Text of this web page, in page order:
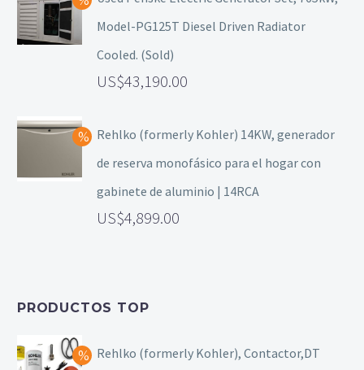
Model-PG125T Diesel Driven Radiator
Cooled. (Sold)
43,190.00
Rehlko (formerly Kohler) 14KW, generador
de reserva monofásico para el hogar con
gabinete de aluminio | 14RCA
4,899.00
PRODUCTOS TOP
Rehlko (formerly Kohler), Contactor,DT